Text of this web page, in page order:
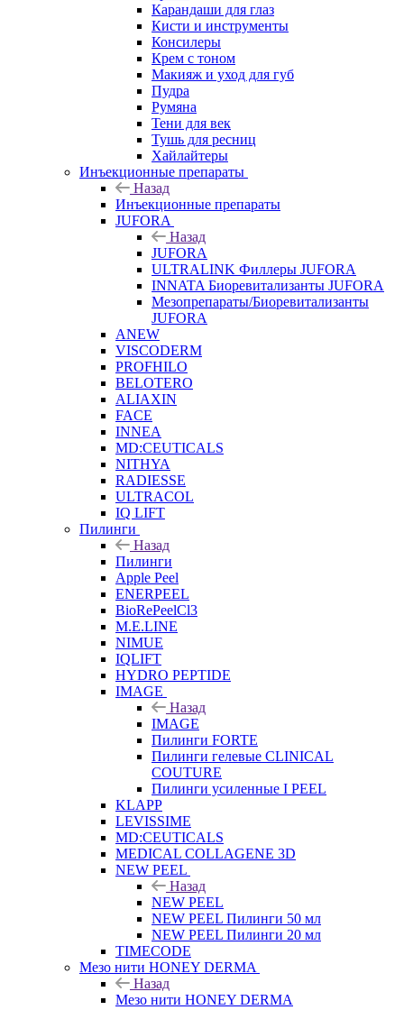
Карандаши для глаз
Кисти и инструменты
Консилеры
Крем с тоном
Макияж и уход для губ
Пудра
Румяна
Тени для век
Тушь для ресниц
Хайлайтеры
Инъекционные препараты
Назад
Инъекционные препараты
JUFORA
Назад
JUFORA
ULTRALINK Филлеры JUFORA
INNATA Биоревитализанты JUFORA
Мезопрепараты/Биоревитализанты
JUFORA
ANEW
VISCODERM
PROFHILO
BELOTERO
ALIAXIN
FACE
INNEA
MD:CEUTICALS
NITHYA
RADIESSE
ULTRACOL
IQ LIFT
Пилинги
Назад
Пилинги
Apple Peel
ENERPEEL
BioRePeelCl3
M.E.LINE
NIMUE
IQLIFT
HYDRO PEPTIDE
IMAGE
Назад
IMAGE
Пилинги FORTE
Пилинги гелевые CLINICAL
COUTURE
Пилинги усиленные I PEEL
KLAPP
LEVISSIME
MD:CEUTICALS
MEDICAL COLLAGENE 3D
NEW PEEL
Назад
NEW PEEL
NEW PEEL Пилинги 50 мл
NEW PEEL Пилинги 20 мл
TIMECODE
Мезо нити HONEY DERMA
Назад
Мезо нити HONEY DERMA